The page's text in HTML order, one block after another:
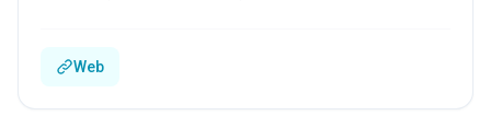
Web